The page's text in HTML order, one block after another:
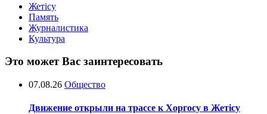
Жетісу
Память
Журналистика
Культура
Это может Вас заинтересовать
07.08.26 Общество
Движение открыли на трассе к Хоргосу в Жетісу